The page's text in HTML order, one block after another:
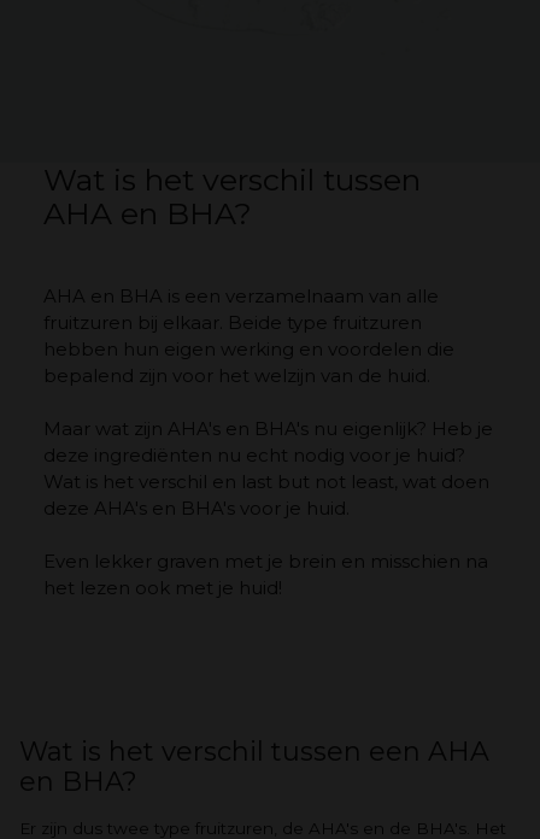
Wat is het verschil tussen
AHA en BHA?
AHA en BHA is een verzamelnaam van alle
fruitzuren bij elkaar. Beide type fruitzuren
hebben hun eigen werking en voordelen die
bepalend zijn voor het welzijn van de huid.
Maar wat zijn AHA's en BHA's nu eigenlijk? Heb je
deze ingrediënten nu echt nodig voor je huid?
Wat is het verschil en last but not least, wat doen
deze AHA's en BHA's voor je huid.
Even lekker graven met je brein en misschien na
het lezen ook met je huid!
Wat is het verschil tussen een AHA
en BHA?
Er zijn dus twee type fruitzuren, de AHA's en de BHA's. Het